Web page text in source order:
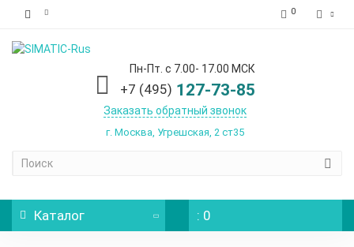
0
Пн-Пт. с 7.00- 17.00 МСК
+7 (495) 127-73-85
Заказать обратный звонок
г. Москва, Угрешская, 2 ст35
Каталог : 0